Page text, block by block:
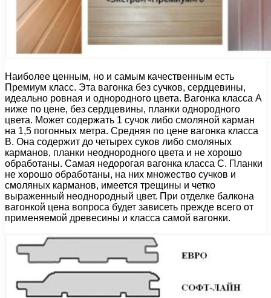
Наиболее ценным, но и самым качественным есть
Премиум класс. Эта вагонка без сучков, сердцевины,
идеально ровная и однородного цвета. Вагонка класса А
ниже по цене, без сердцевины, планки однородного
цвета. Может содержать 1 сучок либо смоляной карман
на 1,5 погонных метра. Средняя по цене вагонка класса
В. Она содержит до четырех суков либо смоляных
карманов, планки неоднородного цвета и не хорошо
обработаны. Самая недорогая вагонка класса С. Планки
не хорошо обработаны, на них множество сучков и
смоляных карманов, имеется трещины и четко
выраженный неоднородный цвет. При отделке балкона
вагонкой цена вопроса будет зависеть прежде всего от
применяемой древесины и класса самой вагонки.